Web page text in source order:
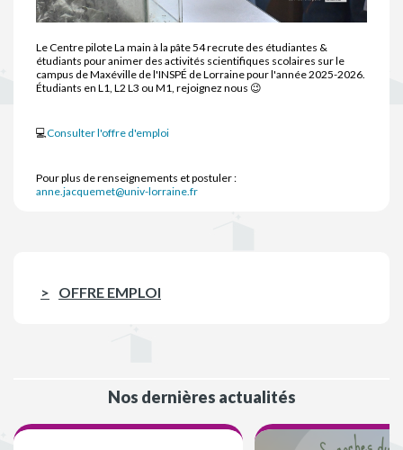
Le Centre pilote La main à la pâte 54 recrute des étudiantes &
étudiants pour animer des activités scientifiques scolaires sur le
campus de Maxéville de l'INSPÉ de Lorraine pour l'année 2025-2026.
Étudiants en L1, L2 L3 ou M1, rejoignez nous 😉
💻Consulter l'offre d'emploi
Pour plus de renseignements et postuler :
anne.jacquemet@univ-lorraine.fr
OFFRE EMPLOI
Nos dernières actualités